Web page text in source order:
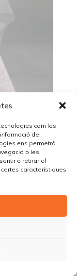
com les
del
ens permetrà
o les
o retirar el
característiques
|Avís legal
17003, Girona